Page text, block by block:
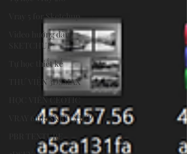
Vray 5 for Sketchup
Video hướng dẫn
SKETCHUP
Tự học thiết kế
THƯ VIỆN 3DSMAX
HỌC VIÊN CEOTIC
VRAY 6 for SKETCHUP
PBR TEXTURE